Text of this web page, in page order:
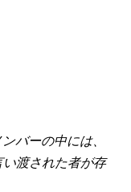
バーの中には、
渡された者が存